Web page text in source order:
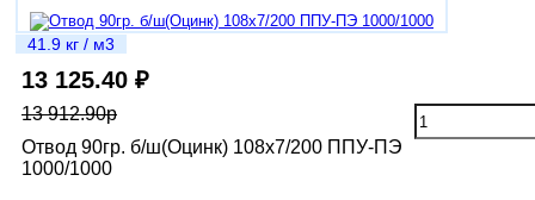
41.9 кг / м3
13 125.40 ₽
13 912.90р
Отвод 90гр. б/ш(Оцинк) 108х7/200 ППУ-ПЭ
1000/1000